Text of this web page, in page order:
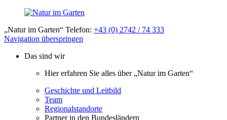
„Natur im Garten“ Telefon: +43 (0) 2742 / 74 333
Navigation überspringen
Das sind wir
Hier erfahren Sie alles über „Natur im Garten“
Geschichte und Leitbild
Team
Regionalstandorte
Partner in den Bundesländern